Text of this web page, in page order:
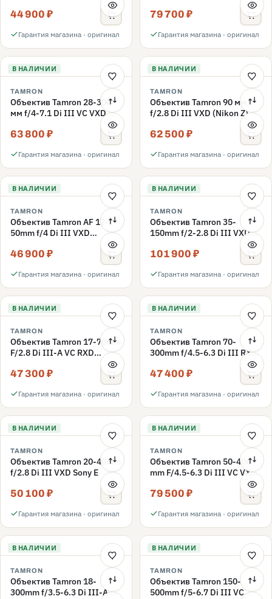
44 900 ₽
Гарантия магазина · оригинал
79 700 ₽
Гарантия магазина · оригинал
В НАЛИЧИИ
TAMRON
Объектив Tamron 28-300
мм f/4-7.1 Di III VC VXD
63 800 ₽
Гарантия магазина · оригинал
В НАЛИЧИИ
TAMRON
Объектив Tamron 90 мм
f/2.8 Di III VXD (Nikon Z)
62 500 ₽
Гарантия магазина · оригинал
В НАЛИЧИИ
TAMRON
Объектив Tamron AF 17-
50mm f/4 Di III VXD
46 900 ₽
Гарантия магазина · оригинал
В НАЛИЧИИ
TAMRON
Объектив Tamron 35-
150mm f/2-2.8 Di III VXD
101 900 ₽
Гарантия магазина · оригинал
В НАЛИЧИИ
TAMRON
Объектив Tamron 17-70mm
F/2.8 Di III-A VC RXD
47 300 ₽
Гарантия магазина · оригинал
В НАЛИЧИИ
TAMRON
Объектив Tamron 70-
300mm f/4.5-6.3 Di III RXD
47 400 ₽
Гарантия магазина · оригинал
В НАЛИЧИИ
TAMRON
Объектив Tamron 20-40mm
f/2.8 Di III VXD Sony E
50 100 ₽
Гарантия магазина · оригинал
В НАЛИЧИИ
TAMRON
Объектив Tamron 50-400
mm F/4.5-6.3 Di III VC VXD
79 500 ₽
Гарантия магазина · оригинал
В НАЛИЧИИ
TAMRON
Объектив Tamron 18-
300mm f/3.5-6.3 Di III-A VC
В НАЛИЧИИ
TAMRON
Объектив Tamron 150-
500mm f/5-6.7 Di III VC